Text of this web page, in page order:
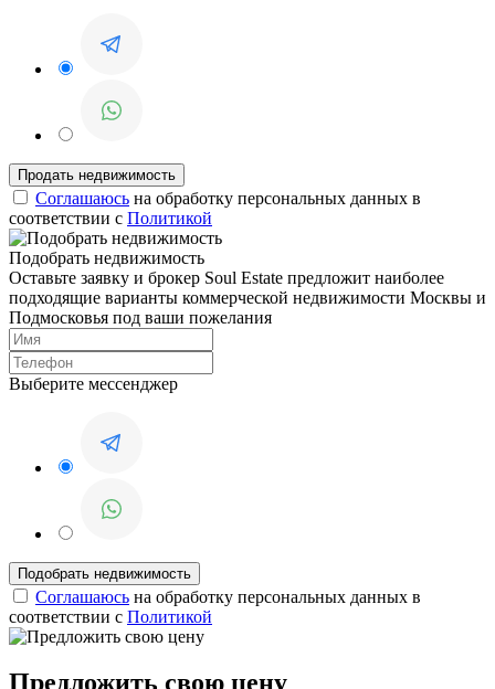
Соглашаюсь на обработку персональных данных в
соответствии с Политикой
Подобрать недвижимость
Оставьте заявку и брокер Soul Estate предложит наиболее
подходящие варианты коммерческой недвижимости Москвы и
Подмосковья под ваши пожелания
Выберите мессенджер
Соглашаюсь на обработку персональных данных в
соответствии с Политикой
Предложить свою цену